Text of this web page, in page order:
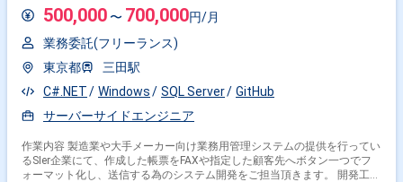
500,000 〜 700,000円/月
業務委託(フリーランス)
東京都
三田駅
C#.NET
Windows SQL Server
GitHub
サーバーサイドエンジニア
作業内容 製造業や大手メーカー向け業務用管理システムの提供を行ってい
るSIer企業にて、作成した帳票をFAXや指定した顧客先へボタン一つでフ
ォーマット化し、送信する為のシステム開発をご担当頂きます。 開発工程